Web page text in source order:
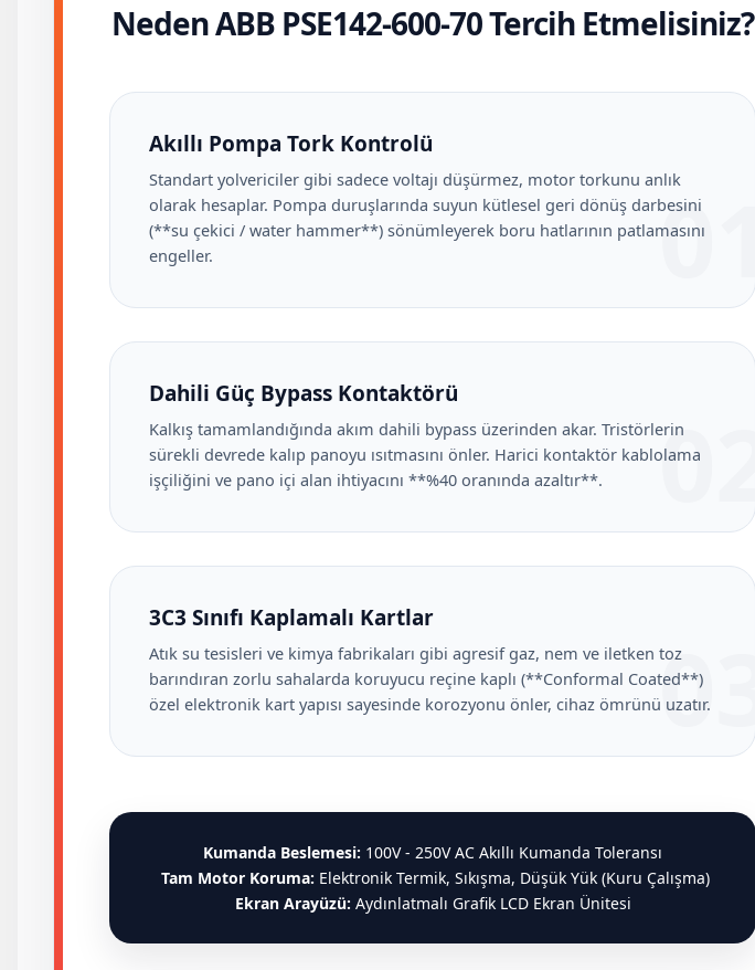
Neden ABB PSE142-600-70 Tercih Etmelisiniz?
01
Akıllı Pompa Tork Kontrolü
Standart yolvericiler gibi sadece voltajı düşürmez, motor torkunu anlık
olarak hesaplar. Pompa duruşlarında suyun kütlesel geri dönüş darbesini
(**su çekici / water hammer**) sönümleyerek boru hatlarının patlamasını
engeller.
02
Dahili Güç Bypass Kontaktörü
Kalkış tamamlandığında akım dahili bypass üzerinden akar. Tristörlerin
sürekli devrede kalıp panoyu ısıtmasını önler. Harici kontaktör kablolama
işçiliğini ve pano içi alan ihtiyacını **%40 oranında azaltır**.
03
3C3 Sınıfı Kaplamalı Kartlar
Atık su tesisleri ve kimya fabrikaları gibi agresif gaz, nem ve iletken toz
barındıran zorlu sahalarda koruyucu reçine kaplı (**Conformal Coated**)
özel elektronik kart yapısı sayesinde korozyonu önler, cihaz ömrünü uzatır.
Kumanda Beslemesi: 100V - 250V AC Akıllı Kumanda Toleransı
Tam Motor Koruma: Elektronik Termik, Sıkışma, Düşük Yük (Kuru Çalışma)
Ekran Arayüzü: Aydınlatmalı Grafik LCD Ekran Ünitesi